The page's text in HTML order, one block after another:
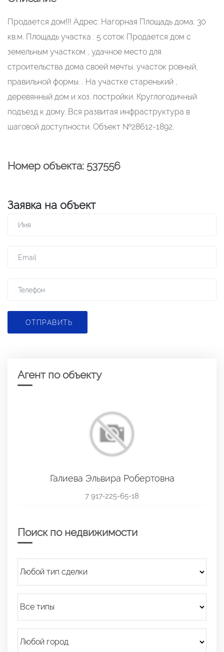
Продается дом!!! Адрес: Нагорная Площадь дома: 30
кв.м. Площадь участка : 5 соток Продается дом с
земельным участком , удачное место для
строительства дома своей мечты. участок ровный,
правильной формы. . На участке старенький ,
деревянный дом и хоз. постройки. Круглогодичный
подъезд к дому. Вся развитая инфраструктура в
шаговой доступности. Объект №28612-1892.
Номер объекта: 537556
Заявка на объект
ОТПРАВИТЬ
Агент по объекту
Галиева Эльвира Робертовна
7 917-225-65-18
Поиск по недвижимости